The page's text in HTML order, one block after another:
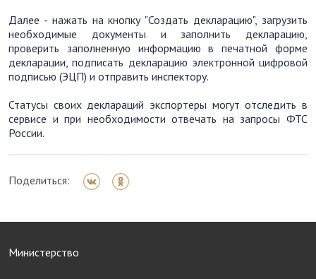
Далее - нажать на кнопку "Создать декларацию", загрузить
необходимые документы и заполнить декларацию,
проверить заполненную информацию в печатной форме
декларации, подписать декларацию электронной цифровой
подписью (ЭЦП) и отправить инспектору.
Статусы своих деклараций экспортеры могут отследить в
сервисе и при необходимости отвечать на запросы ФТС
России.
Поделиться:
Министерство